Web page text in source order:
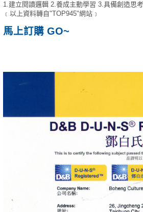
1.建立閱讀邏輯 2.養成主動學習 3.具備創造思
﹝以上資料轉自"TOP945"網站﹞
馬上訂購 GO~